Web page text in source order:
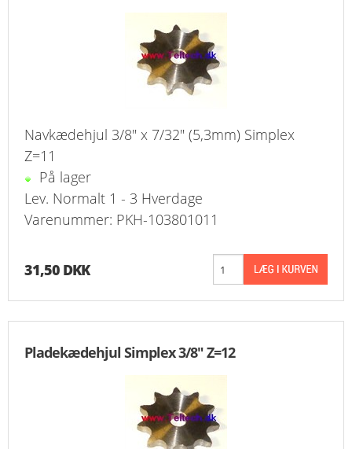
Navkædehjul 3/8" x 7/32" (5,3mm) Simplex
Z=11
På lager
Lev. Normalt 1 - 3 Hverdage
Varenummer: PKH-103801011
31,50 DKK
Pladekædehjul Simplex 3/8" Z=12